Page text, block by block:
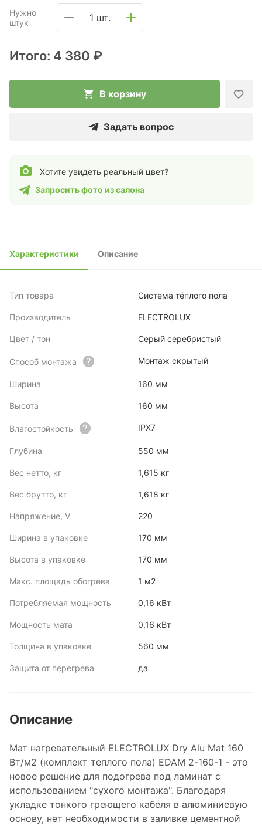
Нужно
штук
1 шт.
Итого: 4 380 ₽
В корзину
Задать вопрос
Хотите увидеть реальный цвет?
Запросить фото из салона
Характеристики Описание
Тип товара Система тёплого пола
Производитель ELECTROLUX
Цвет / тон Серый серебристый
Способ монтажа Монтаж скрытый
Ширина 160 мм
Высота 160 мм
Влагостойкость IPX7
Глубина 550 мм
Вес нетто, кг 1,615 кг
Вес брутто, кг 1,618 кг
Напряжение, V 220
Ширина в упаковке 170 мм
Высота в упаковке 170 мм
Макс. площадь обогрева 1 м2
Потребляемая мощность 0,16 кВт
Мощность мата 0,16 кВт
Толщина в упаковке 560 мм
Защита от перегрева да
Описание
Мат нагревательный ELECTROLUX Dry Alu Mat 160
Вт/м2 (комплект теплого пола) EDAM 2-160-1 - это
новое решение для подогрева под ламинат с
использованием "сухого монтажа". Благодаря
укладке тонкого греющего кабеля в алюминиевую
основу, нет необходимости в заливке цементной